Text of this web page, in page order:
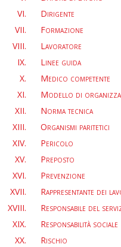
Dirigente
Formazione
Lavoratore
Linee guida
Medico competente
Modello di
Norma tecnica
Organismi paritetici
Pericolo
Preposto
Prevenzione
Rappresentante dei
Responsabile del
Responsabilità sociale
Rischio